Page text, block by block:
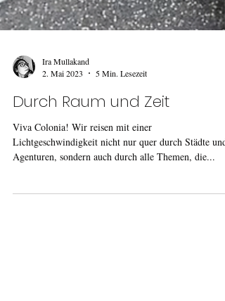
2. Mai 2023
5 Min. Lesezeit
Durch Raum und Zeit
Viva Colonia! Wir reisen mit einer
Lichtgeschwindigkeit nicht nur quer durch Städte und